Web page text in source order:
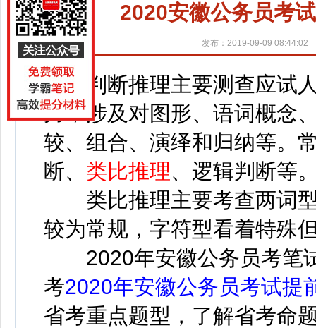
2020安徽公务员考
发布：2019-09-09 08:44:02
判断推理主要测查应试人
力，涉及对图形、语词概念
较、组合、演绎和归纳等。
断、 类比推理、逻辑判断等
类比推理主要考查两词型
较为常规，字符型看着特殊
2020年安徽公务员考笔
考2020年安徽公务员考试提
省考重点题型，了解省考命